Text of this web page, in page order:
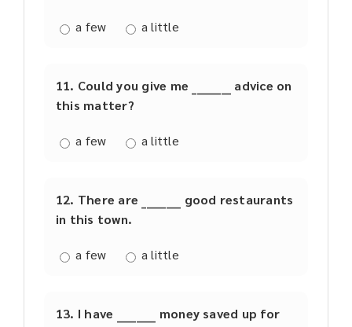
a few a little
11. Could you give me ________ advice on
this matter?
a few a little
12. There are ________ good restaurants
in this town.
a few a little
13. I have ________ money saved up for